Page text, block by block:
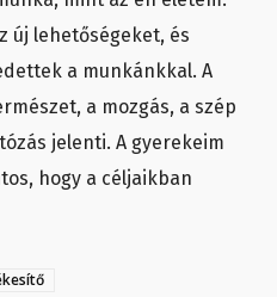
új lehetőségeket, és
a munkánkkal. A
a mozgás, a szép
jelenti. A gyerekeim
hogy a céljaikban